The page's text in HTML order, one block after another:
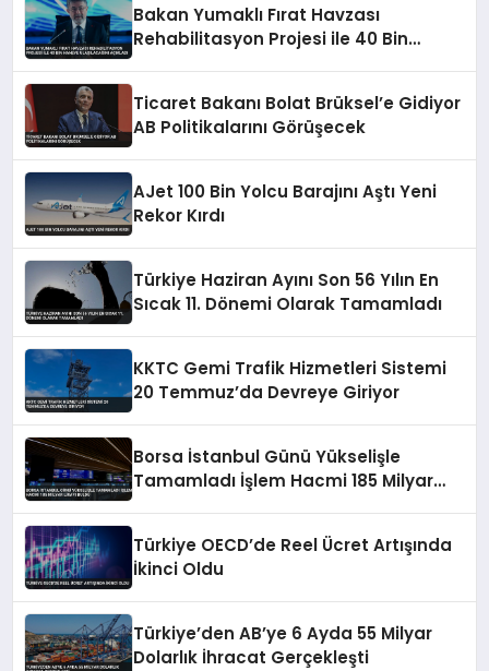
Bakan Yumaklı Fırat Havzası
Rehabilitasyon Projesi ile 40 Bin
Ticaret Bakanı Bolat Brüksel’e Gidiyor
AB Politikalarını Görüşecek
AJet 100 Bin Yolcu Barajını Aştı Yeni
Rekor Kırdı
Türkiye Haziran Ayını Son 56 Yılın En
Sıcak 11. Dönemi Olarak Tamamladı
KKTC Gemi Trafik Hizmetleri Sistemi
20 Temmuz’da Devreye Giriyor
Borsa İstanbul Günü Yükselişle
Tamamladı İşlem Hacmi 185 Milyar
Türkiye OECD’de Reel Ücret Artışında
İkinci Oldu
Türkiye’den AB’ye 6 Ayda 55 Milyar
Dolarlık İhracat Gerçekleşti